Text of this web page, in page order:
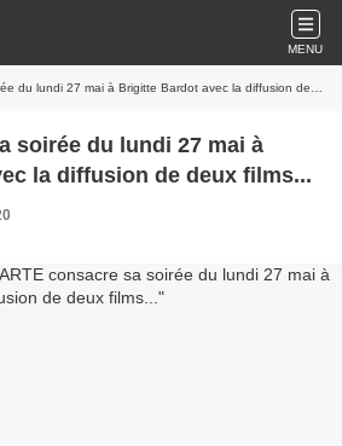
MENU
lundi 27 mai à Brigitte Bardot avec la diffusion de deux films...
soirée du lundi 27 mai à
la diffusion de deux films...